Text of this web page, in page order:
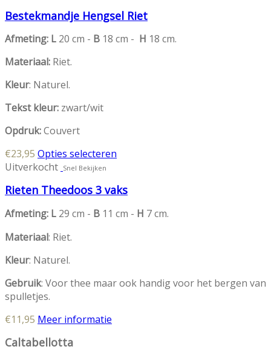
Bestekmandje Hengsel Riet
Afmeting: L 20 cm - B 18 cm - H 18 cm.
Materiaal: Riet.
Kleur: Naturel.
Tekst kleur: zwart/wit
Opdruk:Couvert
€23,95 Opties selecteren
meerdere
variaties.
Deze
op
Uitverkocht Snel Bekijken
Rieten Theedoos 3 vaks
Afmeting: L 29 cm - B 11 cm - H 7 cm.
Materiaal: Riet.
Kleur: Naturel.
Gebruik: Voor thee maar ook handig voor het bergen van
spulletjes.
€11,95 Meer informatie
Caltabellotta